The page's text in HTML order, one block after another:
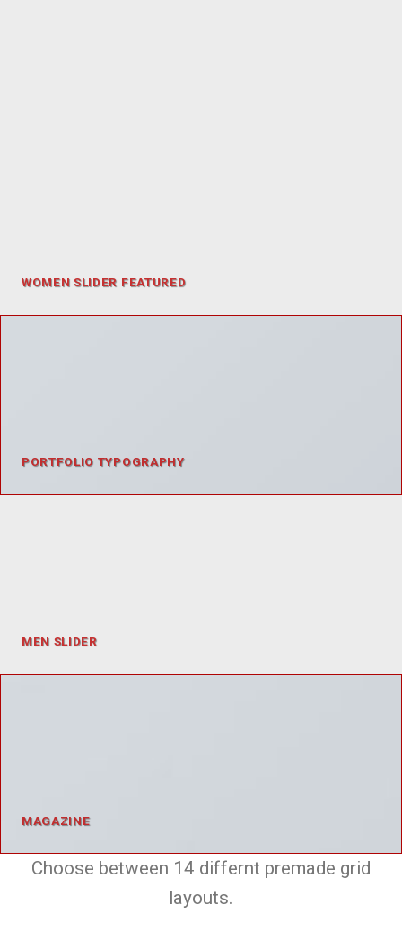
WOMEN SLIDER FEATURED
PORTFOLIO TYPOGRAPHY
MEN SLIDER
MAGAZINE
Choose between 14 differnt premade grid
layouts.